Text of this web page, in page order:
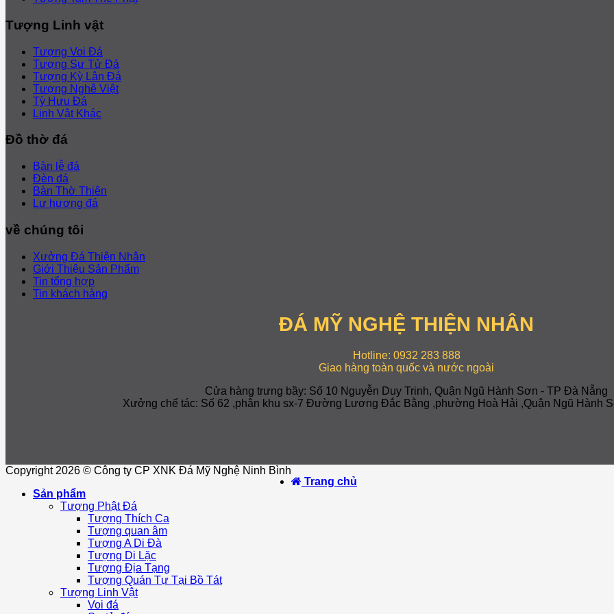
Tượng Linh vật
Tượng Voi Đá
Tượng Sư Tử Đá
Tượng Kỳ Lân Đá
Tượng Nghê Việt
Tỳ Hưu Đá
Linh Vật Khác
Đồ thờ đá
Bàn lễ đá
Đèn đá
Bàn Thờ Thiên
Lư hương đá
về chúng tôi
Xưởng Đá Thiện Nhân
Giới Thiệu Sản Phẩm
Tin tổng hợp
Tin khách hàng
ĐÁ MỸ NGHỆ THIỆN NHÂN
Hotline: 0932 283 888
Giao hàng toàn quốc và nước ngoài
Cửa hàng trưng bầy: Số 10 Nguyễn Duy Trinh, Quận Ngũ Hành Sơn - TP Đà Nẵng
Xưởng chế tác: Số 62 ,phân khu sx-7 Đường Lương Đắc Bằng ,phường Hoà Hải ,Quận Ngũ Hành
Copyright 2026 © Công ty CP XNK Đá Mỹ Nghệ Ninh Bình
Trang chủ
Sản phẩm
Tượng Phật Đá
Tượng Thích Ca
Tượng quan âm
Tượng A Di Đà
Tượng Di Lặc
Tượng Địa Tạng
Tượng Quán Tự Tại Bồ Tát
Tượng Linh Vật
Voi đá